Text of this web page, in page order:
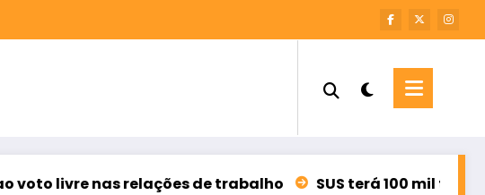
de trabalho SUS terá 100 mil teleatendimentos